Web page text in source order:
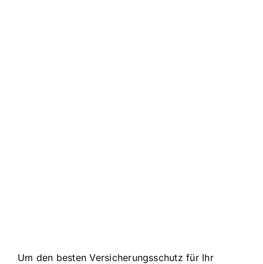
Um den besten Versicherungsschutz für Ihr